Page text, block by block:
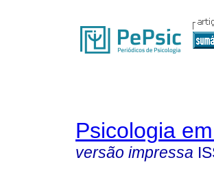
Psicologia
versão impressa